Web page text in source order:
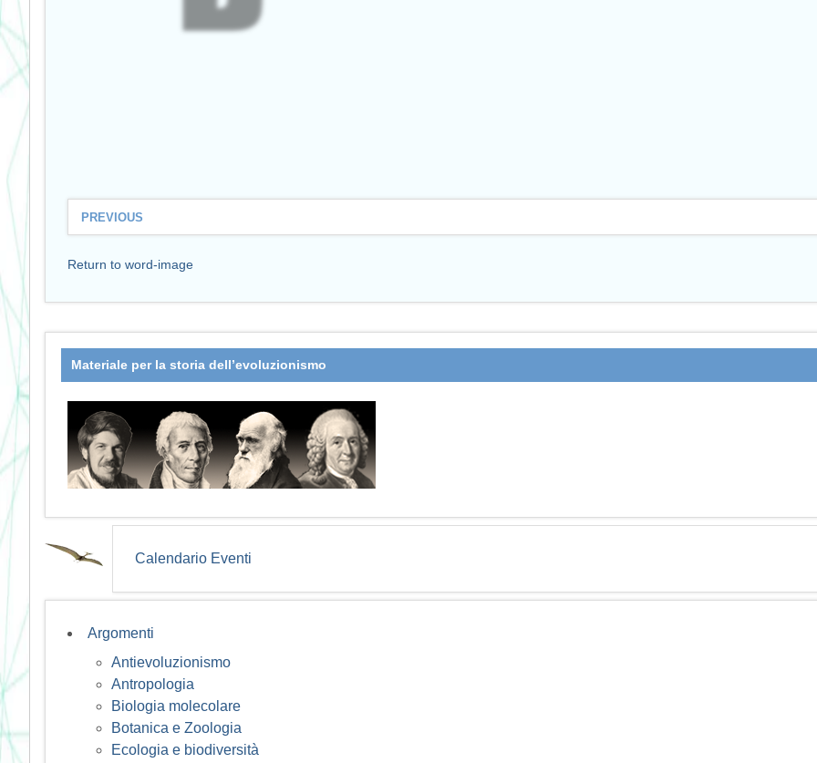
PREVIOUS
Return to word-image
Materiale per la storia dell’evoluzionismo
Calendario Eventi
Argomenti
Antievoluzionismo
Antropologia
Biologia molecolare
Botanica e Zoologia
Ecologia e biodiversità